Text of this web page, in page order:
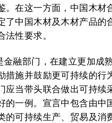
。在这一方面，中国木材
了中国木材及木材产品的
法性要求。
融部门，在建立更加成
措施并鼓励更可持续的行
应当带头联合做出可持
的一例。宣言中包含由中
可持续生产、贸易及消